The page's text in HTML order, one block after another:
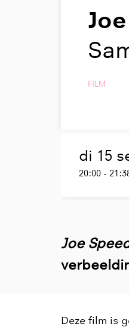
FILM
di 15
20:00 -
Joe
Deze film is